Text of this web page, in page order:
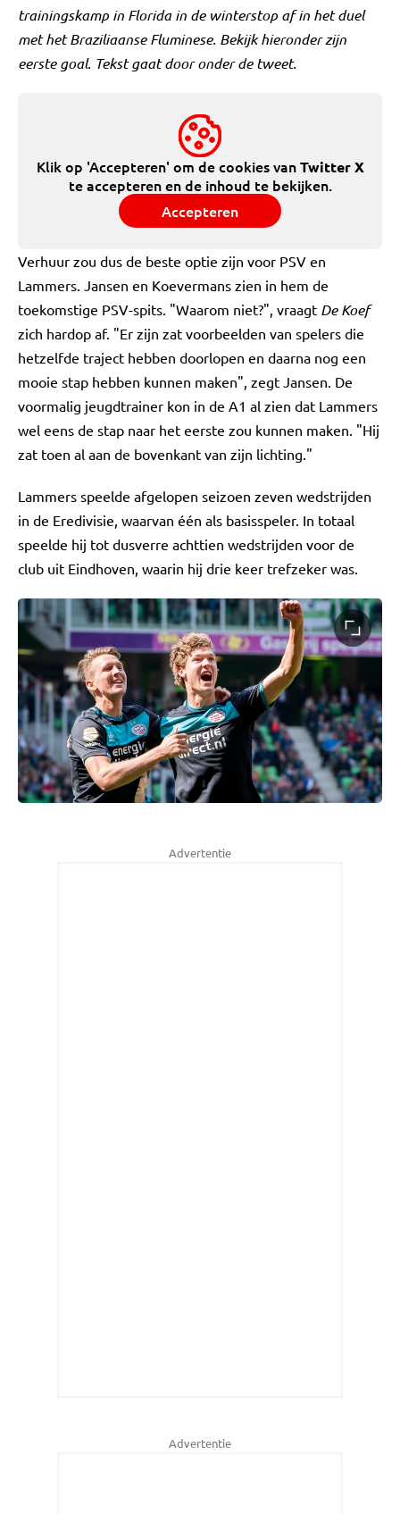
trainingskamp in Florida in de winterstop af in het duel
met het Braziliaanse Fluminese. Bekijk hieronder zijn
eerste goal. Tekst gaat door onder de tweet.
Klik op 'Accepteren' om de cookies vanTwitter X
te accepteren en de inhoud te bekijken.
Accepteren
Verhuur zou dus de beste optie zijn voor PSV en
Lammers. Jansen en Koevermans zien in hem de
toekomstige PSV-spits. "Waarom niet?", vraagt De Koef
zich hardop af. "Er zijn zat voorbeelden van spelers die
hetzelfde traject hebben doorlopen en daarna nog een
mooie stap hebben kunnen maken", zegt Jansen. De
voormalig jeugdtrainer kon in de A1 al zien dat Lammers
wel eens de stap naar het eerste zou kunnen maken. "Hij
zat toen al aan de bovenkant van zijn lichting."
Lammers speelde afgelopen seizoen zeven wedstrijden
in de Eredivisie, waarvan één als basisspeler. In totaal
speelde hij tot dusverre achttien wedstrijden voor de
club uit Eindhoven, waarin hij drie keer trefzeker was.
Advertentie
Advertentie